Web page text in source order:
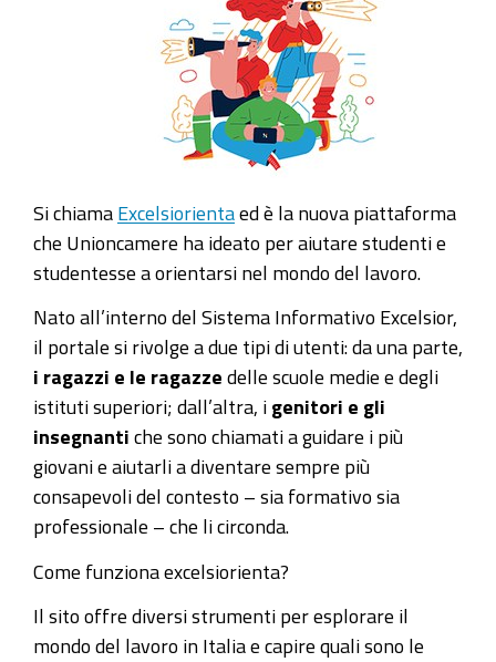
Si chiama Excelsiorienta ed è la nuova piattaforma
che Unioncamere ha ideato per aiutare studenti e
studentesse a orientarsi nel mondo del lavoro.
Nato all’interno del Sistema Informativo Excelsior,
il portale si rivolge a due tipi di utenti: da una parte,
i ragazzi e le ragazze delle scuole medie e degli
istituti superiori; dall’altra, i genitori e gli
insegnanti che sono chiamati a guidare i più
giovani e aiutarli a diventare sempre più
consapevoli del contesto – sia formativo sia
professionale – che li circonda.
Come funziona excelsiorienta?
Il sito offre diversi strumenti per esplorare il
mondo del lavoro in Italia e capire quali sono le